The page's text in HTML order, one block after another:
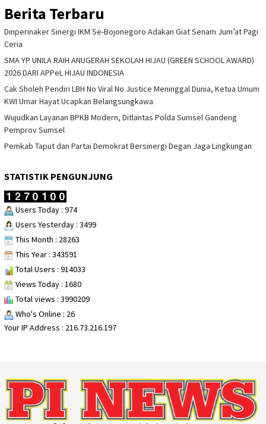
Berita Terbaru
Dinperinaker Sinergi IKM Se-Bojonegoro Adakan Giat Senam Jum’at Pagi
Ceria
SMA YP UNILA RAIH ANUGERAH SEKOLAH HIJAU (GREEN SCHOOL AWARD)
2026 DARI APPeL HIJAU INDONESIA
Cak Sholeh Pendiri LBH No Viral No Justice Meninggal Dunia, Ketua Umum
KWI Umar Hayat Ucapkan Belangsungkawa
Wujudkan Layanan BPKB Modern, Ditlantas Polda Sumsel Gandeng
Pemprov Sumsel
Pemkab Taput dan Partai Demokrat Bersinergi Degan Jaga Lingkungan
STATISTIK PENGUNJUNG
Users Today : 974
Users Yesterday : 3499
This Month : 28263
This Year : 343591
Total Users : 914033
Views Today : 1680
Total views : 3990209
Who's Online : 26
Your IP Address : 216.73.216.197